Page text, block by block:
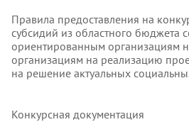
Правила предоставления на
субсидий из областного бюджета
ориентированным организациям
организациям на реализацию
на решение актуальных
Конкурсная документация